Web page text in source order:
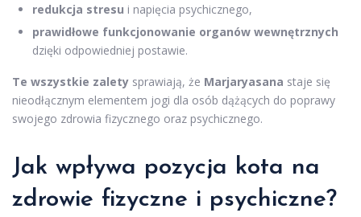
redukcja stresu i napięcia psychicznego,
prawidłowe funkcjonowanie organów wewnętrznych
dzięki odpowiedniej postawie.
Te wszystkie zalety sprawiają, że Marjaryasana staje się
nieodłącznym elementem jogi dla osób dążących do poprawy
swojego zdrowia fizycznego oraz psychicznego.
Jak wpływa pozycja kota na
zdrowie fizyczne i psychiczne?